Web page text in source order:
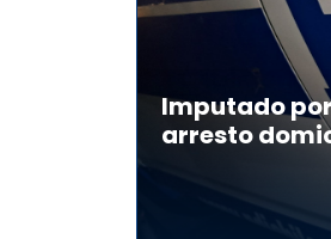
Imputado
arresto